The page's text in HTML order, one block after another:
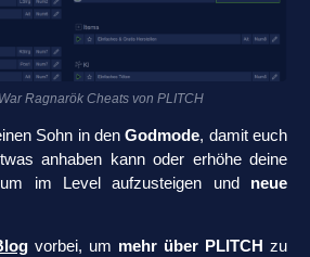
Ragnarök Cheats von PLITCH
Sohn in denGodmode, damit euch
anhaben kann oder erhöhe deine
im Level aufzusteigen und neue
vorbei, um mehr über PLITCH zu